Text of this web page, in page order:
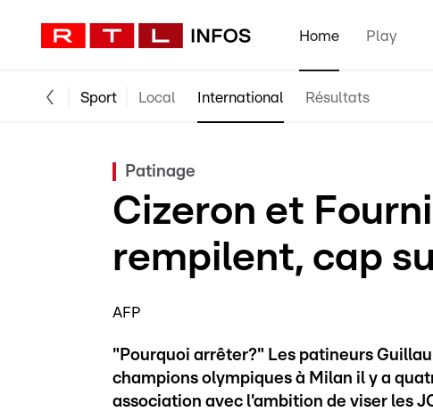
Home Play
Sport Local International Résultats
Patinage
Cizeron et
rempilent, cap
AFP
"Pourquoi arrêter?" Les patineurs
champions olympiques à Milan il y a
association avec l'ambition de viser les